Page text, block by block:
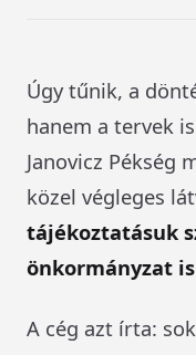
Úgy tűnik, a
hanem a tervek
Janovicz Pékség
közel végleges
tájékoztatásuk
önkormányzat
A cég azt írta: